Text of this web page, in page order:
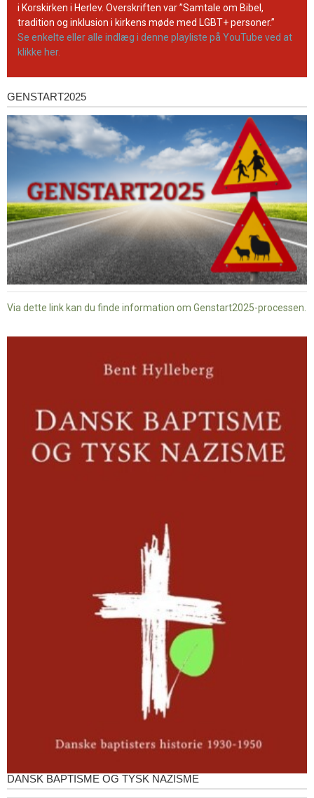
kanal
i Korskirken i Herlev. Overskriften var ”Samtale om Bibel,
tradition og inklusion i kirkens møde med LGBT+ personer.”
Se enkelte eller alle indlæg i denne playliste på YouTube ved at
klikke her.
Genstart2025
GENSTART2025
Via dette link kan du finde information om Genstart2025-processen.
DANSK BAPTISME OG TYSK NAZISME